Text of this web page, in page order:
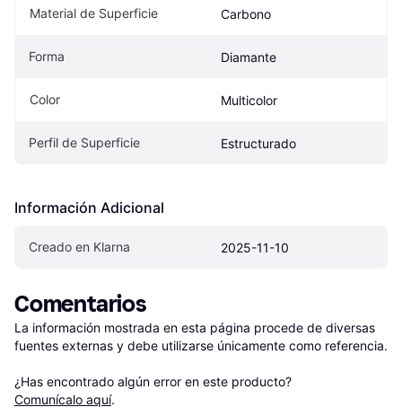
Material de Superficie Carbono
Forma Diamante
Color Multicolor
Perfil de Superficie Estructurado
Información Adicional
Creado en Klarna 2025-11-10
Comentarios
La información mostrada en esta página procede de diversas
fuentes externas y debe utilizarse únicamente como referencia.
¿Has encontrado algún error en este producto?
Comunícalo aquí.